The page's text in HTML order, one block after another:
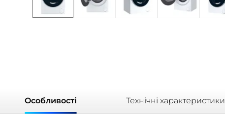
Oсобливості Технічні характеристики